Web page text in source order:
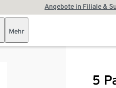
Angebote in Filiale &
Mehr
5